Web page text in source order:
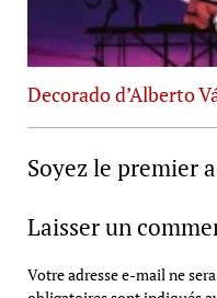
Decorado d’Alberto
Soyez le premier
Laisser un
Votre adresse e-mail ne